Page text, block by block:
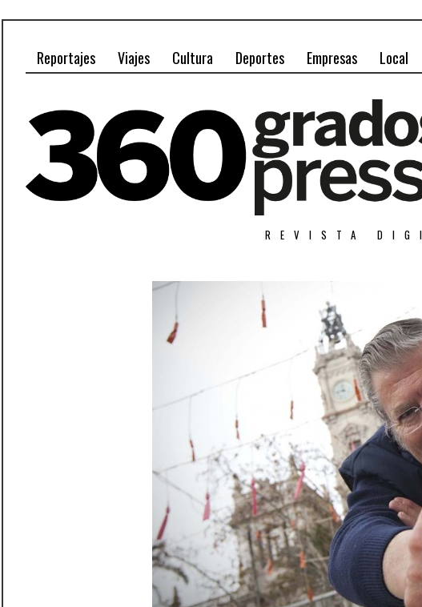
Reportajes Viajes Cultura Deportes Empresas Local
REVISTA